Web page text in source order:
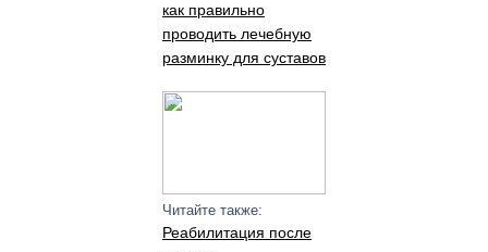
как правильно
проводить лечебную
разминку для суставов
Читайте также:
Реабилитация после